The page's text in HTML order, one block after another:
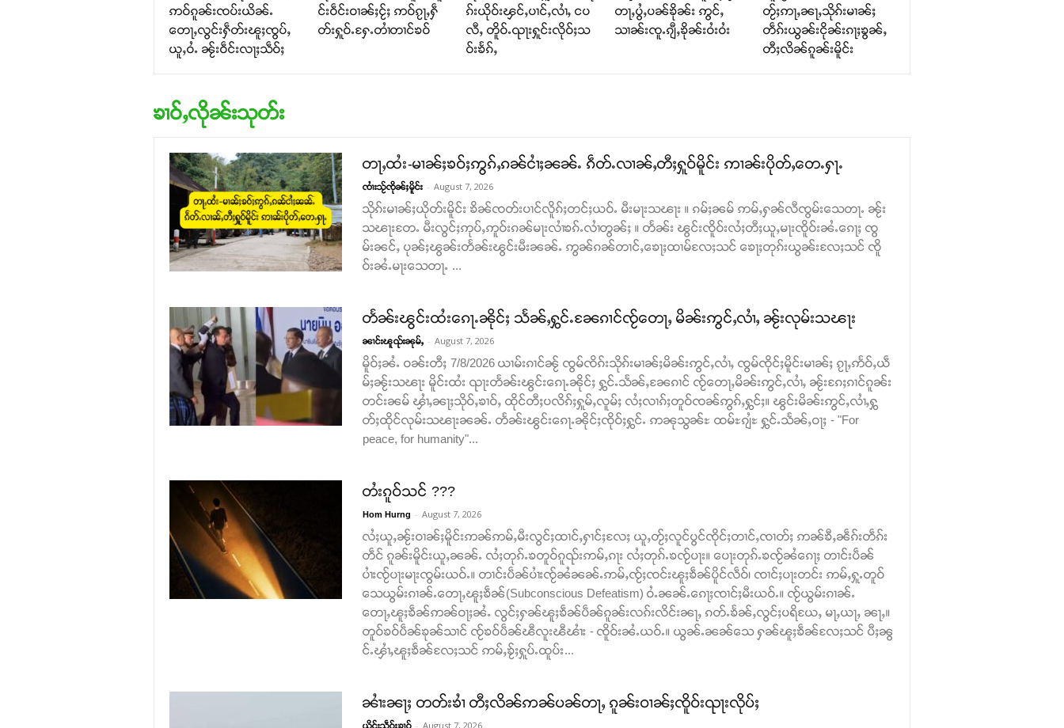
ဢဝ်ၵူၼ်းၸပ်းယိၼ်ႉ
တေႃႇလွင်းႁဵတ်းၽူႈၸွပ်ႇ
ယူႇဝႆႉ ၼႂ်းဝဵင်းလႃႈသဵဝ်ႈ
င်းဝဵင်းဝၢၼ်ႈငႂ်ႈ ဢဝ်ၵႂႃႇႁဵ
တ်းႁူဝ်ႉႁႄႉတၢႆတၢင်ၶဝ်
ၵ်းယိုဝ်းၾင်ႇပၢင်ႇလၢႆႇ ငပ
လီႇ တိူဝ်ႉၺႃးႁူင်းလိုဝ်ႈသ
ဝ်းၶႅၵ်ႇ
တႃႇပွႆႇပၼ်ၶိုၼ်း ဢွင်ႇ
သၢၼ်းၸူႉၵျီႇၶိုၼ်းဝႆးဝႆး
တႂ်ႈဢႃႇၼႃႇသိုၵ်းမၢၼ်ႈ
တဵၵ်းယွၼ်းငိုၼ်းၵႃႈၶွၼ်ႇ
တီႈလိၼ်ၵူၼ်းမိူင်း
ၶၢဝ်ႇလိုၼ်းသုတ်း
တႃႇထႆး-မၢၼ်ႈၶဝ်ႈဢွၵ်ႇၵၼ်ငၢႆႈၼၼ်ႉ ၵဵတ်ႉလၢၼ်ႇတီႈႁူဝ်မိူင်း ဢၢၼ်းပိုတ်ႇတေႉႁႃႉ
ၸၢႆးသႂ်ၸိုၼ်ႈမိူင်း - August 7, 2026
သိုၵ်းမၢၼ်ႈယိုတ်းမိူင်း ၶိၼ်ၸတ်းပၢင်လိူၵ်ႈတင်ႈယဝ်ႉ မီးမႃးသၽႃး ။ ၵမ်ႈၼမ် ဢမ်ႇႁၼ်လီၸွမ်းသေတႃႉ ၼႂ်း
သၽႃးတႄႉ မီးလွင်ႈဢုပ်ႇဢူဝ်းၵၼ်မႃးလၢႆၶၵ်ႉလၢႆတွၼ်ႈ ။ တႅၼ်း ၽွင်းၸိူဝ်းလႆႈတီႈယူႇမႃးၸိူဝ်းၼႆႉၵေႃႈ ၸွ
မ်းၼင်ႇ ပုၼ်ႈၽွၼ်းတႅၼ်းၽွင်းမီးၼၼ်ႉ ဢွၼ်ၵၼ်တၢင်ႇၶေႃႈထၢမ်လႄႈသင် ၶေႃႈတုၵ်းယွၼ်းလႄႈသင် ၸိူ
ဝ်းၼႆႉမႃးသေတႃႉ ...
တႅၼ်းၽွင်းထႆးၵေႃႉၼိုင်ႈ သႅၼ်ႇႁွင်ႉၼႄၵၢင်ၸႂ်တေႃႇ မိၼ်းဢွင်ႇလၢႆႇ ၼႂ်းလုမ်းသၽႃး
ၼၢင်းၽူၺ်းၼုမ်ႇ - August 7, 2026
မိူဝ်ႈၼႆႉ ဝၼ်းတီႈ 7/8/2026 ယၢမ်းၵၢင်ၼႂ် ၸွမ်ၸိၵ်းသိုၵ်းမၢၼ်ႈမိၼ်းဢွင်ႇလၢႆႇ ၸွမ်ၸိုင်ႈမိူင်းမၢၼ်ႈ ၵႂႃႇဢႅဝ်ႇယဵ
မ်ႈၼႂ်းသၽႃး မိူင်းထႆး ၺႃးတႅၼ်းၽွင်းၵေႃႉၼိုင်ႈ ႁွင်ႉသႅၼ်ႇၼႄၵၢင် ၸႂ်တေႃႇမိၼ်းဢွင်ႇလၢႆႇ ၼႂ်းၵႄႈၵၢင်ၵူၼ်း
တင်းၼမ် ၾၢႆႇၼႃႈသိုဝ်ႇၶၢဝ်ႇ ထိုင်တီႈပလိၵ်ႈႁူမ်ႇလူမ်ႈ လႆႈလၢၵ်ႈတူဝ်ၸၼ်ဢွၵ်ႇႁွင်ႈ။ ၽွင်းမိၼ်းဢွင်ႇလၢႆႇႁွ
တ်ႈထိုင်လုမ်းသၽႃးၼၼ်ႉ တႅၼ်းၽွင်းၵေႃႉၼိုင်ႈၸိုဝ်ႈႁွင်ႉ ဢၼုသွၼ်ႊ ထမ်ႊၵျႆႊ ႁွင်ႉသႅၼ်ႇဝႃႈ - "For
peace, for humanity"...
တႆးၵူဝ်သင် ???
Hom Hurng - August 7, 2026
လႆႈယူႇၼႂ်းဝၢၼ်ႈမိူင်းဢၼ်ဢမ်ႇမီးလွင်ႈထၢင်ႇႁၢင်ႈလႄႈ ယူႇတႂ်ႈလူင်ပွင်ၸိုင်ႈတၢင်ႇၸၢတ်ႈ ဢၼ်ၶီႇၼဵၵ်းတဵၵ်း
တဵင် ၵူၼ်းမိူင်းယူႇၼၼ်ႉ လႆႈတုၵ်ႉၶတူဝ်ၵူၺ်းဢမ်ႇၵႃး လႆႈတုၵ်ႉၶၸႂ်ပႃး။ ပေႃးတုၵ်ႉၶၸႂ်ၼႆၵေႃႈ တၢင်းပဵၼ်
ပၢႆးၸႂ်ပႃးမႃးၸွမ်းယဝ်ႉ။ တၢင်းပဵၼ်ပၢႆးၸႂ်ၼႆၼၼ်ႉဢမ်ႇၸႂ်ႈၸင်းၽူႈၶဵၼ်ပိူင်လဵဝ်၊ ၸၢင်ႈပႃးတင်း ဢမ်ႇႁူႉတူဝ်
သေယွမ်းၵၢၼ်ႉတေႃႇၽူႈၶဵၼ်(Subconscious Defeatism) ဝႆႉၼၼ်ႉၵေႃႈၸၢင်ႈမီးယဝ်ႉ။ ၸႂ်ယွမ်းၵၢၼ်ႉ
တေႃႇၽူႈၶဵၼ်ဢၼ်ဝႃႈၼႆႉ လွင်ႈႁၼ်ၽူႈၶဵၼ်ပဵၼ်ၵူၼ်းလၵ်းလိင်းၼႃႇ ၵတ်ႉၶႅၼ်ႇလွင်ႈပရိယႄႇ မႃႇယႃႇ ၼႃႇ။
တူဝ်ၶဝ်ပဵၼ်ၶုၼ်သၢင် ၸႂ်ၶဝ်ပဵၼ်ၽီလူးၽီၽၢႆး - ၸိူဝ်းၼႆႉယဝ်ႉ။ ယွၼ်ႉၼၼ်သေ ႁၼ်ၽူႈၶဵၼ်လႄႈသင် ပီႈၼွ
င်ႉၾၢႆႇၽူႈၶဵၼ်လႄႈသင် ဢမ်ႇၶႂ်ႈႁူပ်ႉထူပ်း...
ၼၢႆးၼႃႈ တတ်းၶၢႆ တီႈလိၼ်ဢၼ်ပၼ်တႃႇ ၵူၼ်းဝၢၼ်ႈၸိူဝ်းၺႃးလိုပ်ႈ
ယိင်းသဵဝ်ႈၶၢဝ် - August 7, 2026